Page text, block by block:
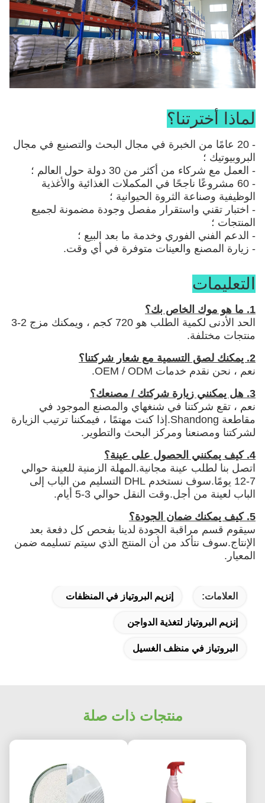
لماذا أخترتنا؟
- 20 عامًا من الخبرة في مجال البحث والتصنيع في مجال
البروبيوتيك ؛
- العمل مع شركاء من أكثر من 30 دولة حول العالم ؛
- 60 مشروعًا ناجحًا في المكملات الغذائية والأغذية
الوظيفية وصناعة الثروة الحيوانية ؛
- اختبار تقني واستقرار مفصل وجودة مضمونة لجميع
المنتجات ؛
- الدعم الفني الفوري وخدمة ما بعد البيع ؛
- زيارة المصنع والعينات متوفرة في أي وقت.
التعليمات
1. ما هو موك الخاص بك؟
الحد الأدنى لكمية الطلب هو 720 كجم ، ويمكنك مزج 2-3
منتجات مختلفة.
2. يمكنك لصق التسمية مع شعار شركتنا؟
نعم ، نحن نقدم خدمات OEM / ODM.
3. هل يمكنني زيارة شركتك / مصنعك؟
نعم ، تقع شركتنا في شنغهاي والمصنع الموجود في
مقاطعة Shandong.إذا كنت مهتمًا ، فيمكننا ترتيب الزيارة
لشركتنا ومصنعنا ومركز البحث والتطوير.
4. كيف يمكنني الحصول على عينة؟
اتصل بنا لطلب عينة مجانية.المهلة الزمنية للعينة حوالي
7-12 يومًا.سوف نستخدم DHL التسليم من الباب إلى
الباب لعينة من أجل.وقت النقل حوالي 3-5 أيام.
5. كيف يمكنك ضمان الجودة؟
سيقوم قسم مراقبة الجودة لدينا بفحص كل دفعة بعد
الإنتاج.سوف نتأكد من أن المنتج الذي سيتم تسليمه ضمن
المعيار.
العلامات: إنزيم البروتياز في المنظفات
إنزيم البروتياز لتغذية الدواجن
البروتياز في منظف الغسيل
منتجات ذات صلة